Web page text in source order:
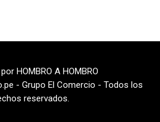
HOMBRO A HOMBRO
- Grupo El Comercio - Todos los
reservados.